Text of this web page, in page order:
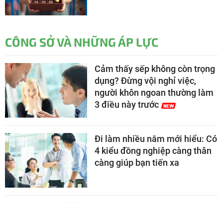
CÔNG SỞ VÀ NHỮNG ÁP LỰC
Cảm thấy sếp không còn trọng
dụng? Đừng vội nghỉ việc,
người khôn ngoan thường làm
3 điều này trước
Đi làm nhiều năm mới hiểu: Có
4 kiểu đồng nghiệp càng thân
càng giúp bạn tiến xa